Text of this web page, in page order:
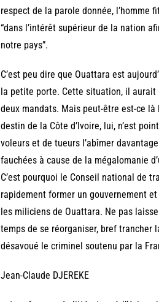
respect de la parole donnée, l’homme
“dans l’intérêt supérieur de la nation
notre pays”.
C’est peu dire que Ouattara est
la petite porte. Cette situation, il aurait
deux mandats. Mais peut-être est-ce
destin de la Côte d’Ivoire, lui, n’est
voleurs et de tueurs l’abîmer
fauchées à cause de la mégalomanie
C’est pourquoi le Conseil national de
rapidement former un gouvernement
les miliciens de Ouattara. Ne pas
temps de se réorganiser, bref
désavoué le criminel soutenu par la
Jean-Claude DJEREKE